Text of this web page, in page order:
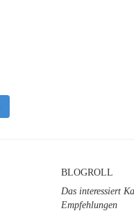
BLOGROLL
Das interessiert
Empfehlungen